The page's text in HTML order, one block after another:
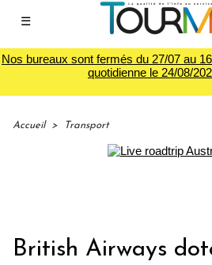
☰
Nos bureaux sont fermés du 27/07 au
quotidienne le 24/08/
Accueil > Transport
British Airways